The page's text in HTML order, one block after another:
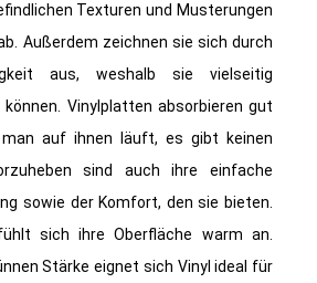
Texturen und Musterungen
Außerdem zeichnen sie sich durch
aus, weshalb sie vielseitig
können. Vinylplatten absorbieren gut
man auf ihnen läuft, es gibt keinen
sind auch ihre einfache
sowie der Komfort, den sie bieten.
sich ihre Oberfläche warm an.
Stärke eignet sich Vinyl ideal für